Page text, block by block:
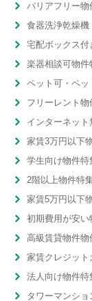
バリアフリー物
食器洗浄乾燥
宅配ボックス付
楽器相談可物件
ペット可・ペ
フリーレント物
インターネット
家賃3万円以下
学生向け物件特
2階以上物件特
家賃5万円以下
初期費用が安い
高級賃貸物件物
家賃クレジッ
法人向け物件特
タワーマンショ